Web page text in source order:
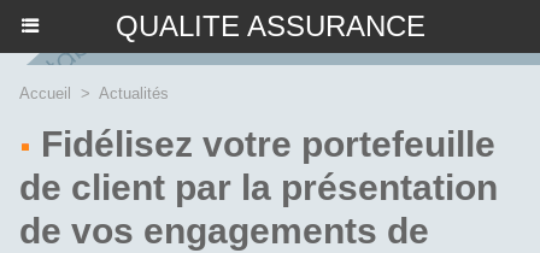
QUALITE ASSURANCE
Accueil > Actualités
Fidélisez votre portefeuille
de client par la présentation
de vos engagements de